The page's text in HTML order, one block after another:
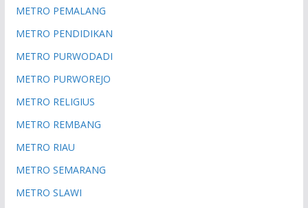
METRO PEMALANG
METRO PENDIDIKAN
METRO PURWODADI
METRO PURWOREJO
METRO RELIGIUS
METRO REMBANG
METRO RIAU
METRO SEMARANG
METRO SLAWI